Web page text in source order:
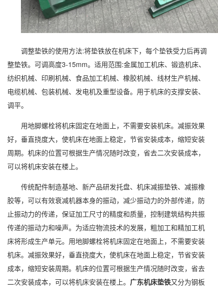
调整垫铁的使用方法:将垫铁放在机床下，每个垫铁受力后再调
整垫铁。可调高度3-15mm。适用范围:金属加工机床、锻造机床、
纺织机械、印刷机械、食品加工机械、橡胶机械、线材生产机械、
电缆机械、包装机械、发电机及重型设备。用于机床的支撑安装、
调平。
用地脚螺栓将机床固定在地面上，不需要安装机床。减振效果
好，垂直挠度大，使机床在地面上稳定，节省安装成本，缩短安装
周期。机床的位置可根据生产情况随时改变，省去二次安装成本，
可以将机床安装在楼上。
传统配件制造基地、新产品研发托盘、机床减振垫铁、减振橡
胶等，可以有效衰减机器本身的振动，减少振动力的外部传递，防
止振动力的传递，保证加工尺寸的精度和质量，控制建筑结构共振
传递的振动力和噪声。为适应物流技术的发展，粗加工和精加工机
床将形成生产单元。用地脚螺栓将机床固定在地面上，不需要安装
机床。减振效果好，垂直挠度大，使机床在地面上稳定，节省安装
成本，缩短安装周期。机床的位置可根据生产情况随时改变，省去
二次安装成本，可以将机床安装在楼上。 广东机床垫铁又分为钢板